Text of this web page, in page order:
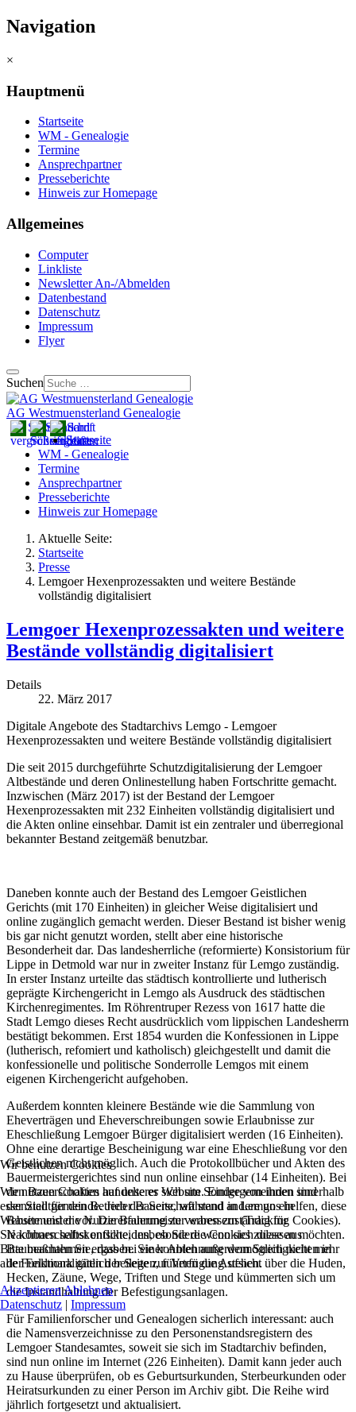
Navigation
×
Hauptmenü
Startseite
WM - Genealogie
Termine
Ansprechpartner
Presseberichte
Hinweis zur Homepage
Allgemeines
Computer
Linkliste
Newsletter An-/Abmelden
Datenbestand
Datenschutz
Impressum
Flyer
Suchen
AG Westmuensterland Genealogie
Startseite
WM - Genealogie
Termine
Ansprechpartner
Presseberichte
Hinweis zur Homepage
Aktuelle Seite:
Startseite
Presse
Lemgoer Hexenprozessakten und weitere Bestände
vollständig digitalisiert
Lemgoer Hexenprozessakten und weitere
Bestände vollständig digitalisiert
Details
22. März 2017
Digitale Angebote des Stadtarchivs Lemgo - Lemgoer
Hexenprozessakten und weitere Bestände vollständig digitalisiert
Die seit 2015 durchgeführte Schutzdigitalisierung der Lemgoer
Altbestände und deren Onlinestellung haben Fortschritte gemacht.
Inzwischen (März 2017) ist der Bestand der Lemgoer
Hexenprozessakten mit 232 Einheiten vollständig digitalisiert und
die Akten online einsehbar. Damit ist ein zentraler und überregional
bekannter Bestand zeitgemäß benutzbar.
Daneben konnte auch der Bestand des Lemgoer Geistlichen
Gerichts (mit 170 Einheiten) in gleicher Weise digitalisiert und
online zugänglich gemacht werden. Dieser Bestand ist bisher wenig
bis gar nicht genutzt worden, stellt aber eine historische
Besonderheit dar. Das landesherrliche (reformierte) Konsistorium für
Lippe in Detmold war nur in zweiter Instanz für Lemgo zuständig.
In erster Instanz urteilte das städtisch kontrollierte und lutherisch
geprägte Kirchengericht in Lemgo als Ausdruck des städtischen
Kirchenregimentes. Im Röhrentruper Rezess von 1617 hatte die
Stadt Lemgo dieses Recht ausdrücklich vom lippischen Landesherrn
bestätigt bekommen. Erst 1854 wurden die Konfessionen in Lippe
(lutherisch, refomiert und katholisch) gleichgestellt und damit die
konfessionelle und politische Sonderrolle Lemgos mit einem
eigenen Kirchengericht aufgehoben.
Außerdem konnten kleinere Bestände wie die Sammlung von
Eheverträgen und Eheverschreibungen sowie Erlaubnisse zur
Eheschließung Lemgoer Bürger digitalisiert werden (16 Einheiten).
Ohne eine derartige Bescheinigung war eine Eheschließung vor den
Geistlichen nicht möglich. Auch die Protokollbücher und Akten des
Bauermeistergerichtes sind nun online einsehbar (14 Einheiten). Bei
den Bauerschaften handelte es sich um Sondergemeinden innerhalb
der Stadtgemeinde. Jeder Bauerschaft stand in Lemgo ein
Bauermeister vor. Die Bauermeister waren zuständig für
Nachbarschaftskonflikte, insbesondere wenn sich diese aus
Baumaßnahmen ergaben. Sie konnten außerdem Streitigkeiten in
der Feldmark gütlich beilegen, führten die Aufsicht über die Huden,
Hecken, Zäune, Wege, Triften und Stege und kümmerten sich um
die Instandhaltung der Befestigungsanlagen.
Für Familienforscher und Genealogen sicherlich interessant: auch
die Namensverzeichnisse zu den Personenstandsregistern des
Lemgoer Standesamtes, soweit sie sich im Stadtarchiv befinden,
sind nun online im Internet (226 Einheiten). Damit kann jeder auch
zu Hause überprüfen, ob es Geburtsurkunden, Sterbeurkunden oder
Heiratsurkunden zu einer Person im Archiv gibt. Die Reihe wird
jährlich fortgesetzt und aktualisiert.
Wir benutzen Cookies
Wir nutzen Cookies auf unserer Website. Einige von ihnen sind
essenziell für den Betrieb der Seite, während andere uns helfen, diese
Website und die Nutzererfahrung zu verbessern (Tracking Cookies).
Sie können selbst entscheiden, ob Sie die Cookies zulassen möchten.
Bitte beachten Sie, dass bei einer Ablehnung womöglich nicht mehr
alle Funktionalitäten der Seite zur Verfügung stehen.
Akzeptieren Ablehnen
Datenschutz | Impressum